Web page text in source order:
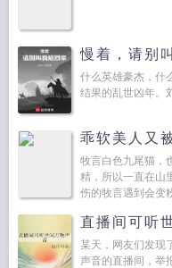
慢着，请别
什么英雄豪杰，什
结果的乱世凶年。
乖软美人又
牧言白色九尾猫，
精，所以一直在山
伤的牧言遇到会变
直播间可听
某天，网友们发现
声音的直播间，举